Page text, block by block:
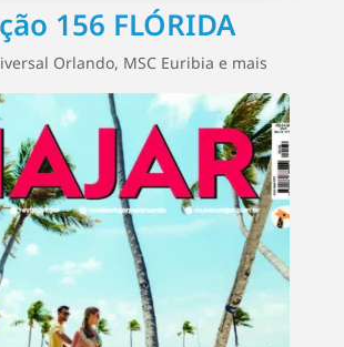
156 FLÓRIDA
Orlando, MSC Euribia e mais